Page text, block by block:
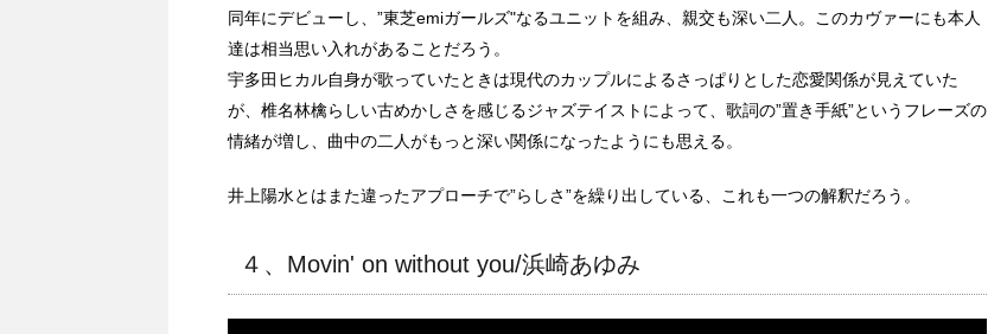
同年にデビューし、”東芝emiガールズ"なるユニットを組み、親交も深い二人。このカヴァーにも本人
達は相当思い入れがあることだろう。
宇多田ヒカル自身が歌っていたときは現代のカップルによるさっぱりとした恋愛関係が見えていた
が、椎名林檎らしい古めかしさを感じるジャズテイストによって、歌詞の”置き手紙”というフレーズの
情緒が増し、曲中の二人がもっと深い関係になったようにも思える。
井上陽水とはまた違ったアプローチで”らしさ”を繰り出している、これも一つの解釈だろう。
４、Movin' on without you/浜崎あゆみ